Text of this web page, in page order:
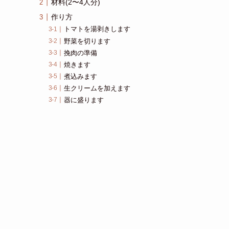
材料(2〜4人分)
作り方
トマトを湯剥きします
野菜を切ります
挽肉の準備
焼きます
煮込みます
生クリームを加えます
器に盛ります